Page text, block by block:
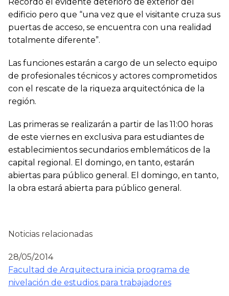
edificio pero que “una vez que el visitante cruza sus
puertas de acceso, se encuentra con una realidad
totalmente diferente”.
Las funciones estarán a cargo de un selecto equipo
de profesionales técnicos y actores comprometidos
con el rescate de la riqueza arquitectónica de la
región.
Las primeras se realizarán a partir de las 11:00 horas
de este viernes en exclusiva para estudiantes de
establecimientos secundarios emblemáticos de la
capital regional. El domingo, en tanto, estarán
abiertas para público general. El domingo, en tanto,
la obra estará abierta para público general.
Noticias relacionadas
28/05/2014
Facultad de Arquitectura inicia programa de
nivelación de estudios para trabajadores